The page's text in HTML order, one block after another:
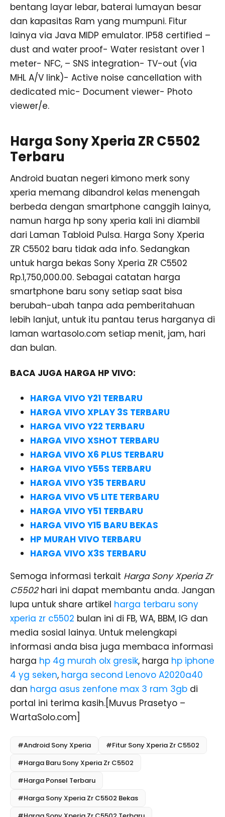
bentang layar lebar, baterai lumayan besar
dan kapasitas Ram yang mumpuni. Fitur
lainya via Java MIDP emulator. IP58 certified –
dust and water proof- Water resistant over 1
meter- NFC, – SNS integration- TV-out (via
MHL A/V link)- Active noise cancellation with
dedicated mic- Document viewer- Photo
viewer/e.
Harga Sony Xperia ZR C5502
Terbaru
Android buatan negeri kimono merk sony
xperia memang dibandrol kelas menengah
berbeda dengan smartphone canggih lainya,
namun harga hp sony xperia kali ini diambil
dari Laman Tabloid Pulsa. Harga Sony Xperia
ZR C5502 baru tidak ada info. Sedangkan
untuk harga bekas Sony Xperia ZR C5502
Rp.1,750,000.00. Sebagai catatan harga
smartphone baru sony setiap saat bisa
berubah-ubah tanpa ada pemberitahuan
lebih lanjut, untuk itu pantau terus harganya di
laman wartasolo.com setiap menit, jam, hari
dan bulan.
BACA JUGA HARGA HP VIVO:
HARGA VIVO Y21 TERBARU
HARGA VIVO XPLAY 3S TERBARU
HARGA VIVO Y22 TERBARU
HARGA VIVO XSHOT TERBARU
HARGA VIVO X6 PLUS TERBARU
HARGA VIVO Y55S TERBARU
HARGA VIVO Y35 TERBARU
HARGA VIVO V5 LITE TERBARU
HARGA VIVO Y51 TERBARU
HARGA VIVO Y15 BARU BEKAS
HP MURAH VIVO TERBARU
HARGA VIVO X3S TERBARU
Semoga informasi terkait Harga Sony Xperia Zr
C5502hari ini dapat membantu anda. Jangan
lupa untuk share artikel harga terbaru sony
xperia zr c5502 bulan ini di FB, WA, BBM, IG dan
media sosial lainya. Untuk melengkapi
informasi anda bisa juga membaca informasi
harga hp 4g murah olx gresik, harga hp iphone
4 yg seken, harga second Lenovo A2020a40
dan harga asus zenfone max 3 ram 3gb di
portal ini terima kasih.[Muvus Prasetyo –
WartaSolo.com]
#Android Sony Xperia
#Fitur Sony Xperia Zr C5502
#Harga Baru Sony Xperia Zr C5502
#Harga Ponsel Terbaru
#Harga Sony Xperia Zr C5502 Bekas